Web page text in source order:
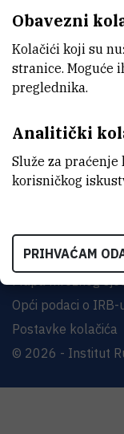
INSTITUT
Bijenička cesta
Uvjeti korištenja
Izjava o
Opći podaci o IRB-
Postavke kolačića
© 2026 - Institut
Obavezni
Kolačići koji su
stranice. Moguće
preglednika.
Analitički
Služe za
korisničkog
PRIHVAĆAM